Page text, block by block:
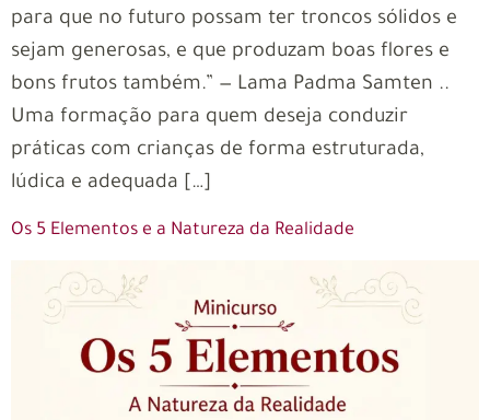
para que no futuro possam ter troncos sólidos e
sejam generosas, e que produzam boas flores e
bons frutos também.” — Lama Padma Samten ..
Uma formação para quem deseja conduzir
práticas com crianças de forma estruturada,
lúdica e adequada […]
Os 5 Elementos e a Natureza da Realidade